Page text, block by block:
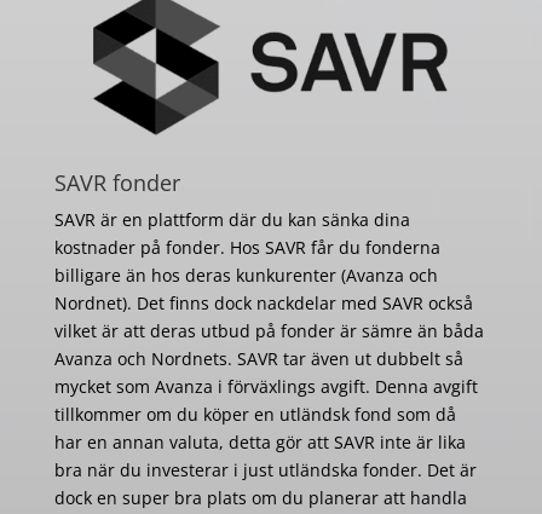
SAVR fonder
SAVR är en plattform där du kan sänka dina
kostnader på fonder. Hos SAVR får du fonderna
billigare än hos deras kunkurenter (Avanza och
Nordnet). Det finns dock nackdelar med SAVR också
vilket är att deras utbud på fonder är sämre än båda
Avanza och Nordnets. SAVR tar även ut dubbelt så
mycket som Avanza i förväxlings avgift. Denna avgift
tillkommer om du köper en utländsk fond som då
har en annan valuta, detta gör att SAVR inte är lika
bra när du investerar i just utländska fonder. Det är
dock en super bra plats om du planerar att handla